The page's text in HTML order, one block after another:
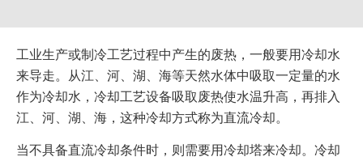
工业生产或制冷工艺过程中产生的废热，一般要用冷却水
来导走。从江、河、湖、海等天然水体中吸取一定量的水
作为冷却水，冷却工艺设备吸取废热使水温升高，再排入
江、河、湖、海，这种冷却方式称为直流冷却。
当不具备直流冷却条件时，则需要用冷却塔来冷却。冷却